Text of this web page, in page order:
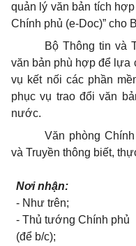
quản lý văn bản tích
Chính phủ (e-Doc)” cho
Bộ Thông tin và
văn bản phù hợp để lựa
vụ kết nối các phần
phục vụ trao đổi văn
nước.
Văn phòng
và Truyền thông biết,
Nơi nhận:
- Như trên;
- Thủ tướng Chính phủ
(để b/c);